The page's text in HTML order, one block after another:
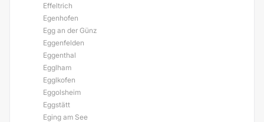
Effeltrich
Egenhofen
Egg an der Günz
Eggenfelden
Eggenthal
Egglham
Egglkofen
Eggolsheim
Eggstätt
Eging am See